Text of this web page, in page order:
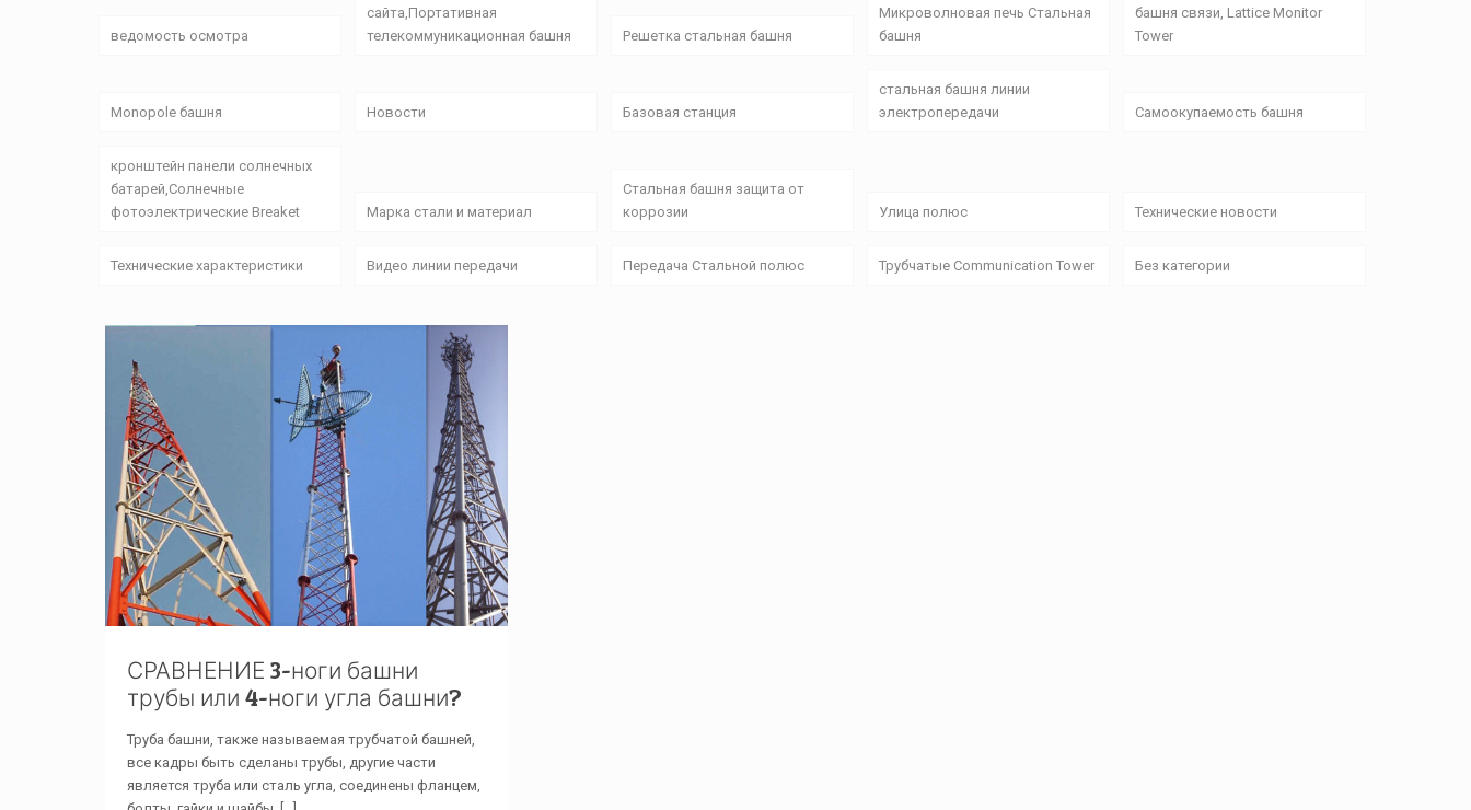
ведомость осмотра
сайта,Портативная
телекоммуникационная башня
Решетка стальная башня
Микроволновая печь Стальная
башня
башня связи, Lattice Monitor
Tower
Monopole башня Новости Базовая станция
стальная башня линии
электропередачи
Самоокупаемость башня
кронштейн панели солнечных
батарей,Солнечные
фотоэлектрические Breaket
Марка стали и материал
Стальная башня защита от
коррозии
Улица полюс Технические новости
Технические характеристики Видео линии передачи Передача Стальной полюс Трубчатые Communication Tower Без категории
СРАВНЕНИЕ 3-ноги башни
трубы или 4-ноги угла башни?
Труба башни, также называемая трубчатой ​​башней,
все кадры быть сделаны трубы, другие части
является труба или сталь угла, соединены фланцем,